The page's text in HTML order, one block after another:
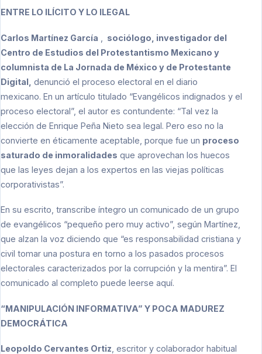
ENTRE LO ILÍCITO Y LO ILEGAL
Carlos Martínez García
sociólogo, investigador del
Centro de Estudios del Protestantismo Mexicano y
columnista de La Jornada de México y de Protestante
Digital, denunció el proceso electoral en el diario
mexicano. En un artículo titulado “Evangélicos indignados y el
proceso electoral”, el autor es contundente: “Tal vez la
elección de Enrique Peña Nieto sea legal. Pero eso no la
convierte en éticamente aceptable, porque fue un proceso
saturado de inmoralidades que aprovechan los huecos
que las leyes dejan a los expertos en las viejas políticas
corporativistas”.
En su escrito, transcribe íntegro un comunicado de un grupo
de evangélicos “pequeño pero muy activo”, según Martínez,
que alzan la voz diciendo que “es responsabilidad cristiana y
civil tomar una postura en torno a los pasados procesos
electorales caracterizados por la corrupción y la mentira”. El
comunicado al completo puede leerse aquí.
“MANIPULACIÓN INFORMATIVA” Y POCA MADUREZ
DEMOCRÁTICA
Leopoldo Cervantes Ortiz , escritor y colaborador habitual